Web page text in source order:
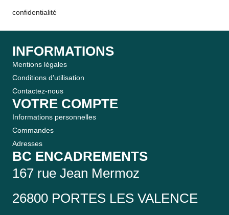
confidentialité
INFORMATIONS
Mentions légales
Conditions d'utilisation
Contactez-nous
VOTRE COMPTE
Informations personnelles
Commandes
Adresses
BC ENCADREMENTS
167 rue Jean Mermoz
26800 PORTES LES VALENCE